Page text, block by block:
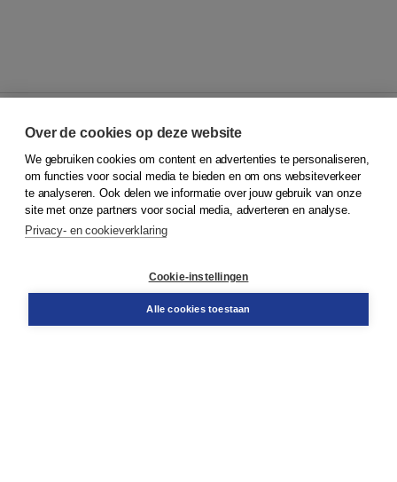
© 2026Koninklijke Boom uitgevers
Klantenservice
Service & informatie
Contact
Over de cookies op deze website
We gebruiken cookies om content en advertenties te personaliseren,
om functies voor social media te bieden en om ons websiteverkeer
te analyseren. Ook delen we informatie over jouw gebruik van onze
site met onze partners voor social media, adverteren en analyse.
Privacy- en cookieverklaring
Cookie-instellingen
Alle cookies toestaan